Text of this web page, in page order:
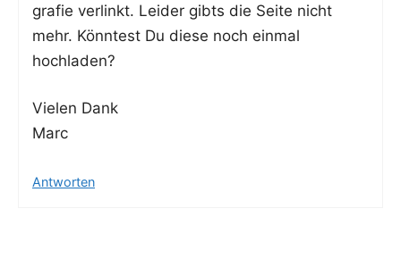
gra­fie ver­linkt. Lei­der gibts die Sei­te nicht
mehr. Könn­test Du die­se noch ein­mal
hochladen?
Vie­len Dank
Marc
Antworten